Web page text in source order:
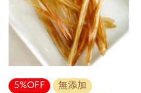
5%OFF
無添加